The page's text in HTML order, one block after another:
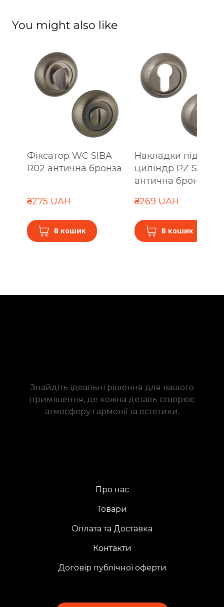
You might also like
Фіксатор WC SIBA
R02 антична бронза
₴275 UAH
В кошик
Накладки під
циліндр PZ SIBA
антична бронза
₴269 UAH
В кошик
Знайдіть ідеальні рішення для вашого
приміщення, де кожна деталь створює
атмосферу гармонії та естетики.
Про нас
Товари
Оплата та Доставка
Контакти
Договір публічної оферти